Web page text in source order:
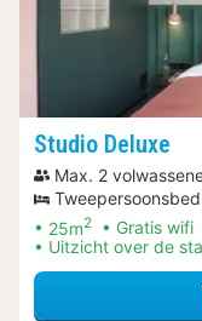
Studio Deluxe
Max. 2
Tweepersoonsbed
25m2 Gratis wifi
Uitzicht over de